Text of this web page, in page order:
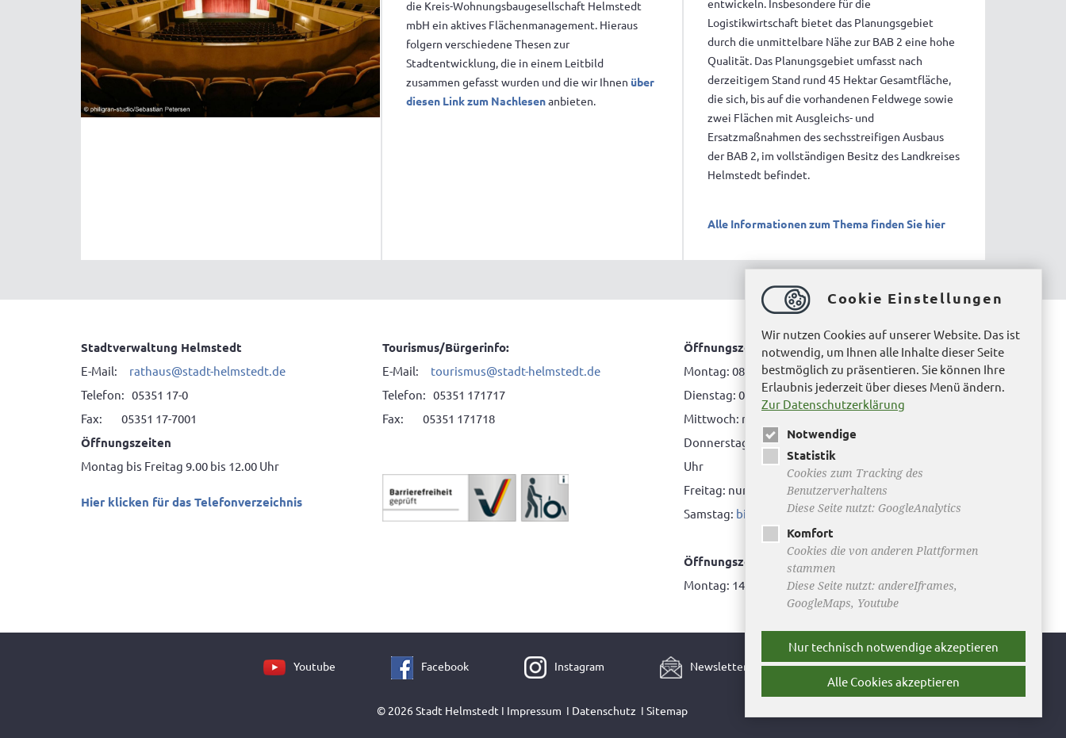
die Kreis-Wohnungsbaugesellschaft Helmstedt
mbH ein aktives Flächenmanagement. Hieraus
folgern verschiedene Thesen zur
Stadtentwicklung, die in einem Leitbild
zusammen gefasst wurden und die wir Ihnen über
diesen Link zum Nachlesenanbieten.
entwickeln. Insbesondere für die
Logistikwirtschaft bietet das Planungsgebiet
durch die unmittelbare Nähe zur BAB 2 eine hohe
Qualität. Das Planungsgebiet umfasst nach
derzeitigem Stand rund 45 Hektar Gesamtfläche,
die sich, bis auf die vorhandenen Feldwege sowie
zwei Flächen mit Ausgleichs- und
Ersatzmaßnahmen des sechsstreifigen Ausbaus
der BAB 2, im vollständigen Besitz des Landkreises
Helmstedt befindet.
Alle Informationen zum Thema finden Sie hier
Stadtverwaltung Helmstedt
E-Mail: rathaus@stadt-helmstedt.de
Telefon: 05351 17-0
Fax: 05351 17-7001
Öffnungszeiten
Montag bis Freitag 9.00 bis 12.00 Uhr
Hier klicken für das Telefonverzeichnis
Tourismus/Bürgerinfo:
E-Mail: tourismus@stadt-helmstedt.de
Telefon: 05351 171717
Fax: 05351 171718
Öffnungszeiten Bürgerbüro Helmstedt
Montag: 08.00 bis 12.00 Uhr
Dienstag: 08.00 bis 12.00 Uhr & 15.00 Uhr bis 17.00 Uhr
Mittwoch: nur nach Terminvereinbarung
Donnerstag: 08.00 bis 12.00 Uhr & 14.00 Uhr bis 16.00
Uhr
Freitag: nur nach Terminvereinbarung
Samstag: bitte hier klicken
Öffnungszeiten Bürgerbüro Büddenstedt
Montag: 14:00 bis 16:00 Uhr
Youtube Facebook Instagram Newsletter
© 2026 Stadt Helmstedt ǀ Impressum ǀ Datenschutz ǀ Sitemap
Cookie Einstellungen
Wir nutzen Cookies auf unserer Website. Das ist
notwendig, um Ihnen alle Inhalte dieser Seite
bestmöglich zu präsentieren. Sie können Ihre
Erlaubnis jederzeit über dieses Menü ändern.
Zur Datenschutzerklärung
Notwendige
Statistik
Cookies zum Tracking des
Benutzerverhaltens
Diese Seite nutzt: GoogleAnalytics
Komfort
Cookies die von anderen Plattformen
stammen
Diese Seite nutzt: andereIframes,
GoogleMaps, Youtube
Nur technisch notwendige akzeptieren
Alle Cookies akzeptieren